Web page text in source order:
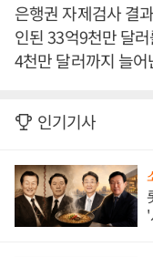
은행권 자제검사 결
인된 33억9천만 달
4천만 달러까지 늘
인기기사
'